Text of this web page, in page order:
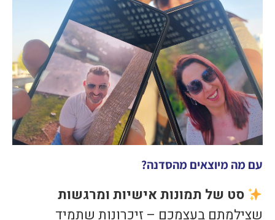
עם מה מיוצאים מהסדנה?
סט של תמונות אישיות ומרגשות
שצילמתם בעצמכם – זיכרונות שתמיד